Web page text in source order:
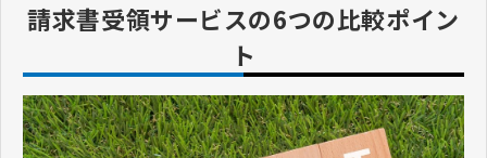
請求書受領サービスの6つの比較ポイン
ト